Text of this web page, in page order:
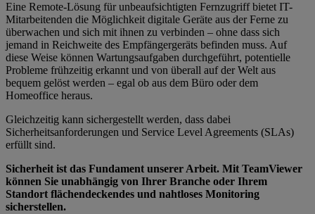
Eine Remote-Lösung für unbeaufsichtigten Fernzugriff bietet IT-
Mitarbeitenden die Möglichkeit digitale Geräte aus der Ferne zu
überwachen und sich mit ihnen zu verbinden – ohne dass sich
jemand in Reichweite des Empfängergeräts befinden muss. Auf
diese Weise können Wartungsaufgaben durchgeführt, potentielle
Probleme frühzeitig erkannt und von überall auf der Welt aus
bequem gelöst werden – egal ob aus dem Büro oder dem
Homeoffice heraus.
Gleichzeitig kann sichergestellt werden, dass dabei
Sicherheitsanforderungen und Service Level Agreements (SLAs)
erfüllt sind.
Sicherheit ist das Fundament unserer Arbeit. Mit TeamViewer
können Sie unabhängig von Ihrer Branche oder Ihrem
Standort flächendeckendes und nahtloses Monitoring
sicherstellen.